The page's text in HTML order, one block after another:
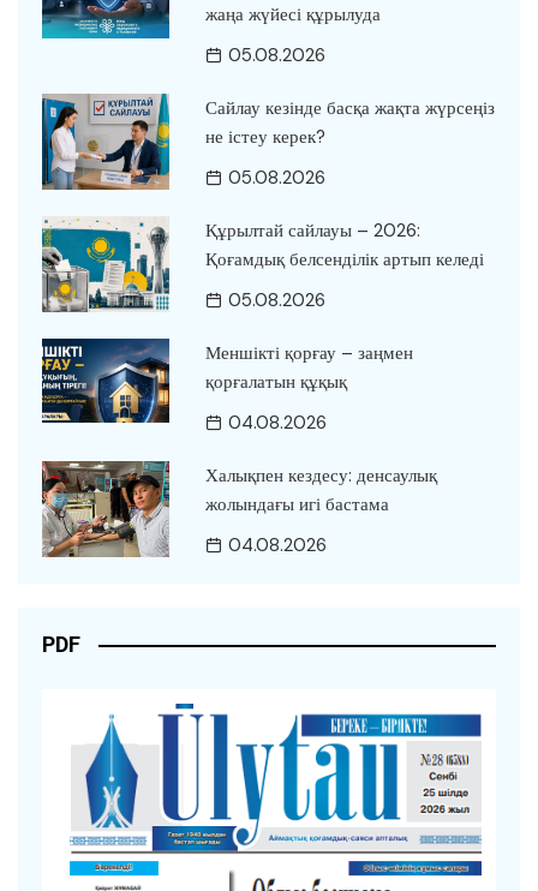
жаңа жүйесі құрылуда
05.08.2026
Сайлау кезінде басқа жақта жүрсеңіз
не істеу керек?
05.08.2026
Құрылтай сайлауы – 2026:
Қоғамдық белсенділік артып келеді
05.08.2026
Меншікті қорғау – заңмен
қорғалатын құқық
04.08.2026
Халықпен кездесу: денсаулық
жолындағы игі бастама
04.08.2026
PDF